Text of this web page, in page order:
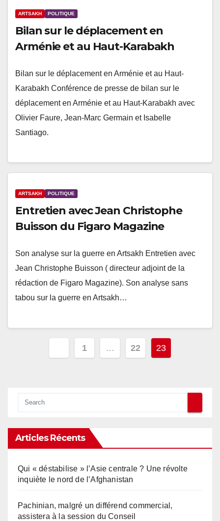
ARTSAKH POLITIQUE
Bilan sur le déplacement en
Arménie et au Haut-Karabakh
Bilan sur le déplacement en Arménie et au Haut-
Karabakh Conférence de presse de bilan sur le
déplacement en Arménie et au Haut-Karabakh avec
Olivier Faure, Jean-Marc Germain et Isabelle
Santiago.
ARTSAKH POLITIQUE
Entretien avec Jean Christophe
Buisson du Figaro Magazine
Son analyse sur la guerre en Artsakh Entretien avec
Jean Christophe Buisson ( directeur adjoint de la
rédaction de Figaro Magazine). Son analyse sans
tabou sur la guerre en Artsakh…
Pagination
1 … 22 23
Articles Récents
Qui « déstabilise » l’Asie centrale ? Une révolte
inquiète le nord de l’Afghanistan
Pachinian, malgré un différend commercial,
assistera à la session du Conseil